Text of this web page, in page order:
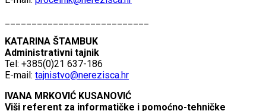
KATARINA ŠTAMBUK
Administrativni tajnik
Tel: +385(0)21 637-186
E-mail: tajnistvo@nerezisca.hr
IVANA MRKOVIĆ KUSANOVIĆ
Viši referent za informatičke i pomoćno-tehničke